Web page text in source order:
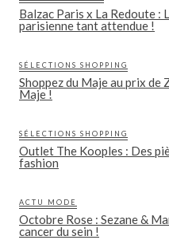
Balzac Paris x La Redoute
parisienne tant attendue !
SÉLECTIONS SHOPPING
Shoppez du Maje au prix
Maje !
SÉLECTIONS SHOPPING
Outlet The Kooples : Des
fashion
ACTU MODE
Octobre Rose : Sezane &
cancer du sein !